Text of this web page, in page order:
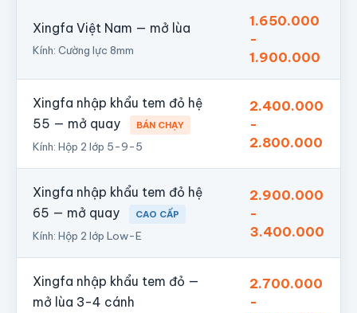
Xingfa Việt Nam — mở lùa
Kính: Cường lực 8mm
1.650.000
-
1.900.000
Xingfa nhập khẩu tem đỏ hệ
55 — mở quay
BÁN CHẠY
Kính: Hộp 2 lớp 5-9-5
2.400.000
-
2.800.000
Xingfa nhập khẩu tem đỏ hệ
65 — mở quay
CAO CẤP
Kính: Hộp 2 lớp Low-E
2.900.000
-
3.400.000
Xingfa nhập khẩu tem đỏ —
mở lùa 3-4 cánh
2.700.000
-